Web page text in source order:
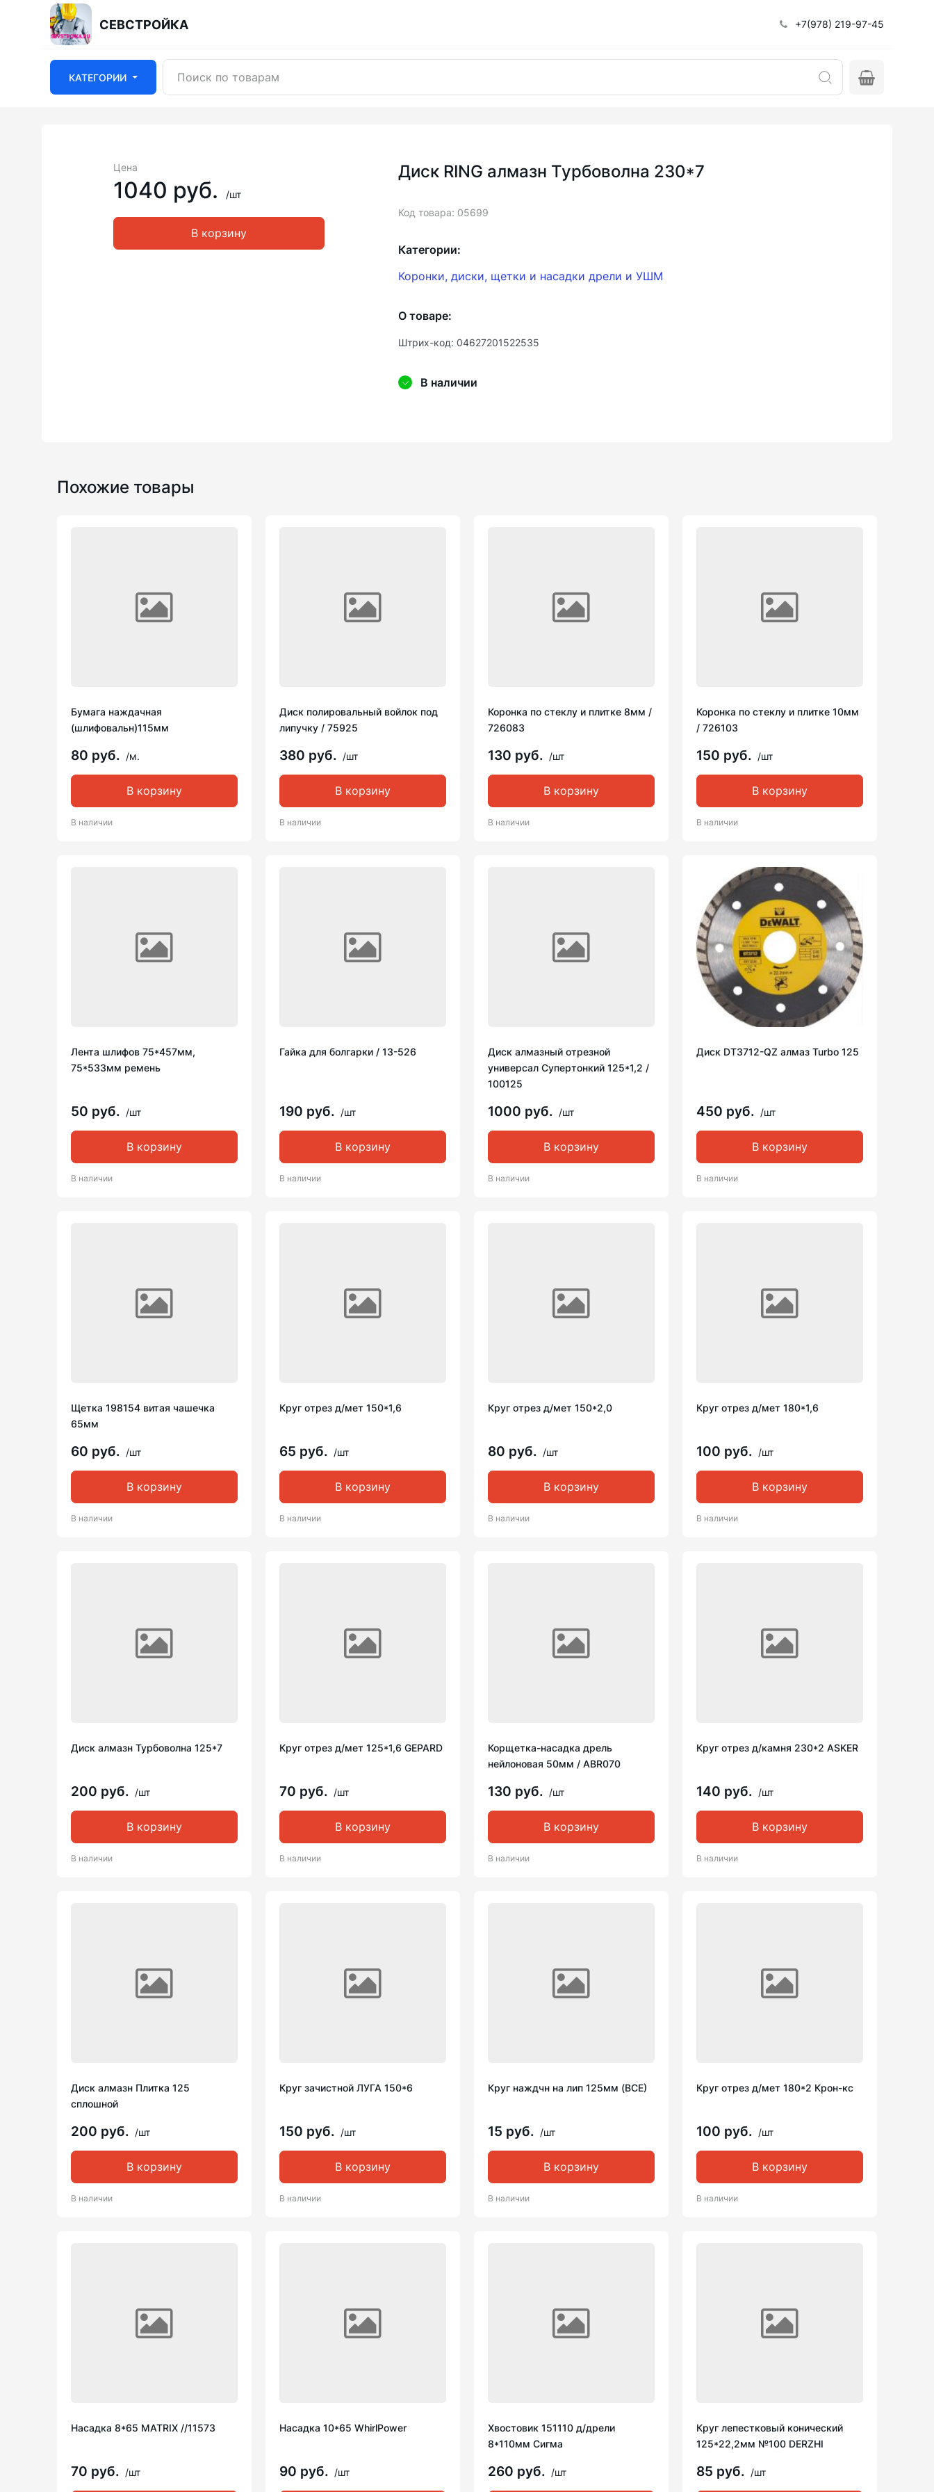
СЕВСТРОЙКА +7(978) 219-97-45
КАТЕГОРИИ
Цена
1040 руб. /шт
В корзину
Диск RING алмазн Турбоволна 230*7
Код товара: 05699
Категории:
Коронки, диски, щетки и насадки дрели и УШМ
О товаре:
Штрих-код: 04627201522535
В наличии
Похожие товары
Бумага наждачная
(шлифовальн)115мм
80 руб. /м.
В корзину
В наличии
Диск полировальный войлок под
липучку / 75925
380 руб. /шт
В корзину
В наличии
Коронка по стеклу и плитке 8мм /
726083
130 руб. /шт
В корзину
В наличии
Коронка по стеклу и плитке 10мм
/ 726103
150 руб. /шт
В корзину
В наличии
Лента шлифов 75*457мм,
75*533мм ремень
50 руб. /шт
В корзину
В наличии
Гайка для болгарки / 13-526
190 руб. /шт
В корзину
В наличии
Диск алмазный отрезной
универсал Супертонкий 125*1,2 /
100125
1000 руб. /шт
В корзину
В наличии
Диск DT3712-QZ алмаз Turbo 125
450 руб. /шт
В корзину
В наличии
Щетка 198154 витая чашечка
65мм
60 руб. /шт
В корзину
В наличии
Круг отрез д/мет 150*1,6
65 руб. /шт
В корзину
В наличии
Круг отрез д/мет 150*2,0
80 руб. /шт
В корзину
В наличии
Круг отрез д/мет 180*1,6
100 руб. /шт
В корзину
В наличии
Диск алмазн Турбоволна 125*7
200 руб. /шт
В корзину
В наличии
Круг отрез д/мет 125*1,6 GEPARD
70 руб. /шт
В корзину
В наличии
Корщетка-насадка дрель
нейлоновая 50мм / ABR070
130 руб. /шт
В корзину
В наличии
Круг отрез д/камня 230*2 ASKER
140 руб. /шт
В корзину
В наличии
Диск алмазн Плитка 125
сплошной
200 руб. /шт
В корзину
В наличии
Круг зачистной ЛУГА 150*6
150 руб. /шт
В корзину
В наличии
Круг наждчн на лип 125мм (ВСЕ)
15 руб. /шт
В корзину
В наличии
Круг отрез д/мет 180*2 Крон-кс
100 руб. /шт
В корзину
В наличии
Насадка 8*65 MATRIX //11573
70 руб. /шт
Насадка 10*65 WhirlPower
90 руб. /шт
Хвостовик 151110 д/дрели
8*110мм Сигма
260 руб. /шт
Круг лепестковый конический
125*22,2мм №100 DERZHI
85 руб. /шт